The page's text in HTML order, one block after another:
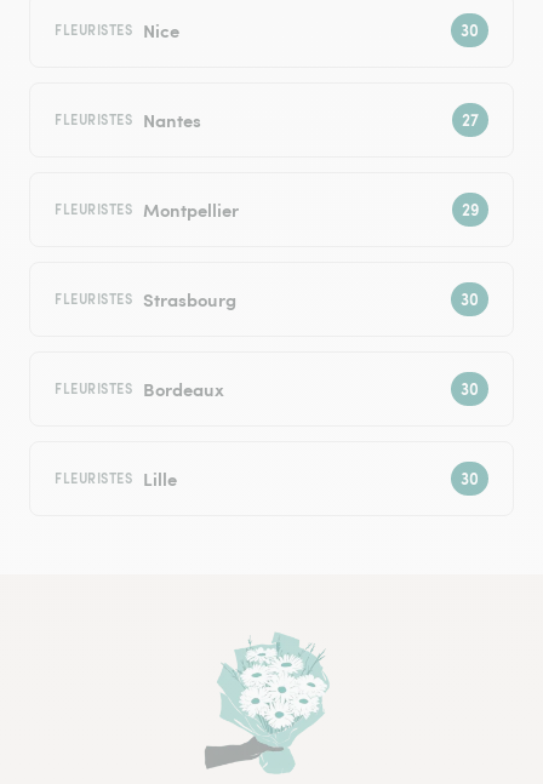
FLEURISTES Nice
FLEURISTES Nantes
FLEURISTES Montpellier
FLEURISTES Strasbourg
FLEURISTES Bordeaux
FLEURISTES Lille